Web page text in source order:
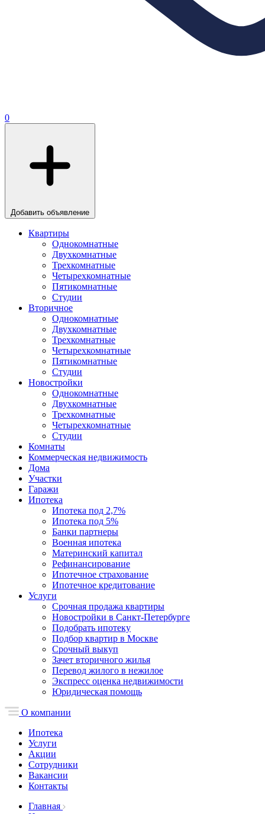
0
Добавить объявление
Квартиры
Однокомнатные
Двухкомнатные
Трехкомнатные
Четырехкомнатные
Пятикомнатные
Студии
Вторичное
Однокомнатные
Двухкомнатные
Трехкомнатные
Четырехкомнатные
Пятикомнатные
Студии
Новостройки
Однокомнатные
Двухкомнатные
Трехкомнатные
Четырехкомнатные
Студии
Комнаты
Коммерческая недвижимость
Дома
Участки
Гаражи
Ипотека
Ипотека под 2,7%
Ипотека под 5%
Банки партнеры
Военная ипотека
Материнский капитал
Рефинансирование
Ипотечное страхование
Ипотечное кредитование
Услуги
Срочная продажа квартиры
Новостройки в Санкт-Петербурге
Подобрать ипотеку
Подбор квартир в Москве
Срочный выкуп
Зачет вторичного жилья
Перевод жилого в нежилое
Экспресс оценка недвижимости
Юридическая помощь
О компании
Ипотека
Услуги
Акции
Сотрудники
Вакансии
Контакты
Главная